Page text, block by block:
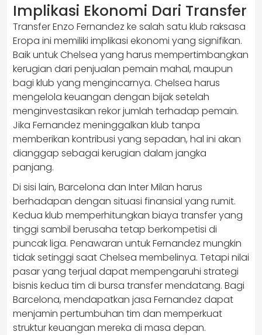
Implikasi Ekonomi Dari Transfer
Transfer Enzo Fernandez ke salah satu klub raksasa
Eropa ini memiliki implikasi ekonomi yang signifikan.
Baik untuk Chelsea yang harus mempertimbangkan
kerugian dari penjualan pemain mahal, maupun
bagi klub yang mengincarnya. Chelsea harus
mengelola keuangan dengan bijak setelah
menginvestasikan rekor jumlah terhadap pemain.
Jika Fernandez meninggalkan klub tanpa
memberikan kontribusi yang sepadan, hal ini akan
dianggap sebagai kerugian dalam jangka
panjang.
Di sisi lain, Barcelona dan Inter Milan harus
berhadapan dengan situasi finansial yang rumit.
Kedua klub memperhitungkan biaya transfer yang
tinggi sambil berusaha tetap berkompetisi di
puncak liga. Penawaran untuk Fernandez mungkin
tidak setinggi saat Chelsea membelinya. Tetapi nilai
pasar yang terjual dapat mempengaruhi strategi
bisnis kedua tim di bursa transfer mendatang. Bagi
Barcelona, mendapatkan jasa Fernandez dapat
menjamin pertumbuhan tim dan memperkuat
struktur keuangan mereka di masa depan.